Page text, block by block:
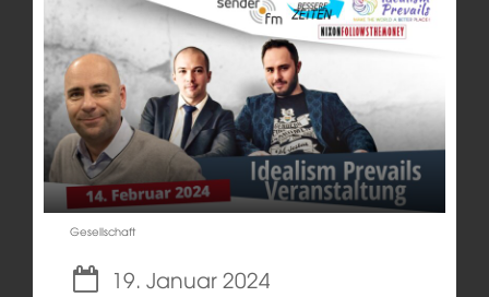
Gesellschaft
19. Januar 2024